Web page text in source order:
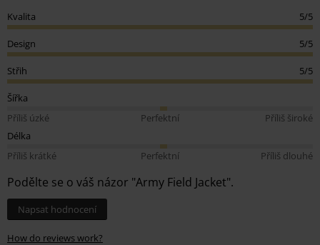
Kvalita
5/5
Design 5/5
Střih 5/5
Šířka
Příliš úzké
Perfektní
Příliš široké
Délka
Příliš krátké
Perfektní Příliš dlouhé
Podělte se o váš názor "Army Field Jacket".
Napsat hodnocení
How do reviews work?